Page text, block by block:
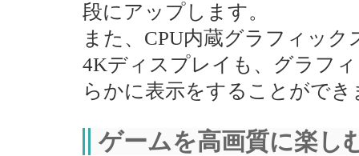
段にアップします。
また、CPU内蔵グラフィッ
4Kディスプレイも、グラフ
らかに表示をすることができ
ゲームを高画質に楽し